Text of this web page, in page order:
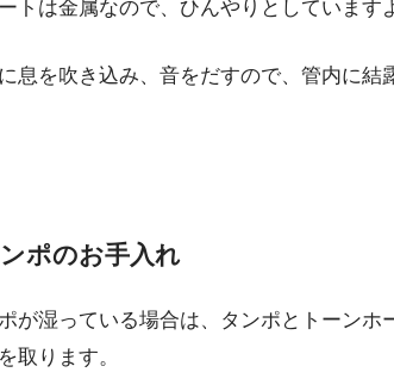
トは金属なので、ひんやりとしています
息を吹き込み、音をだすので、管内に結
ポのお手入れ
が湿っている場合は、タンポとトーン
取ります。